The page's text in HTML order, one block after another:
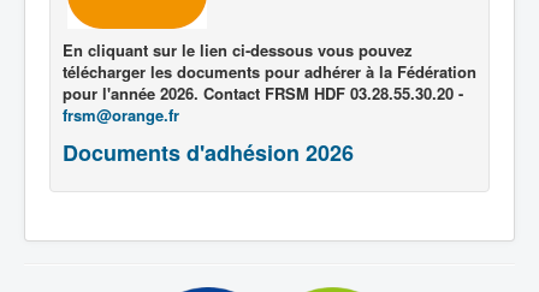
En cliquant sur le lien ci-dessous vous pouvez
télécharger les documents pour adhérer à la Fédération
pour l'année 2026. Contact FRSM HDF 03.28.55.30.20 -
frsm@orange.fr
Documents d'adhésion 2026